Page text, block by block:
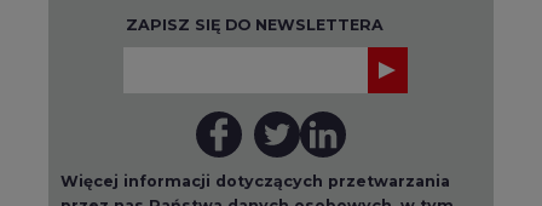
ZAPISZ SIĘ DO NEWSLETTERA
Więcej informacji dotyczących przetwarzania